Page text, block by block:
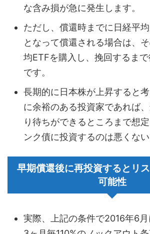
な含み損が急に発生します。
ただし、償還時までに日経平
となって償還される場合は、
均ETFを購入し、挽回するま
です。
長期的に日本株が上昇すると
に余裕のある投資家であれば
り待ちができるところまで想
ンク債に投資するのは悪くない
早期償還後に再投資するとリ
可能性
実際、上記の条件で2016年6月